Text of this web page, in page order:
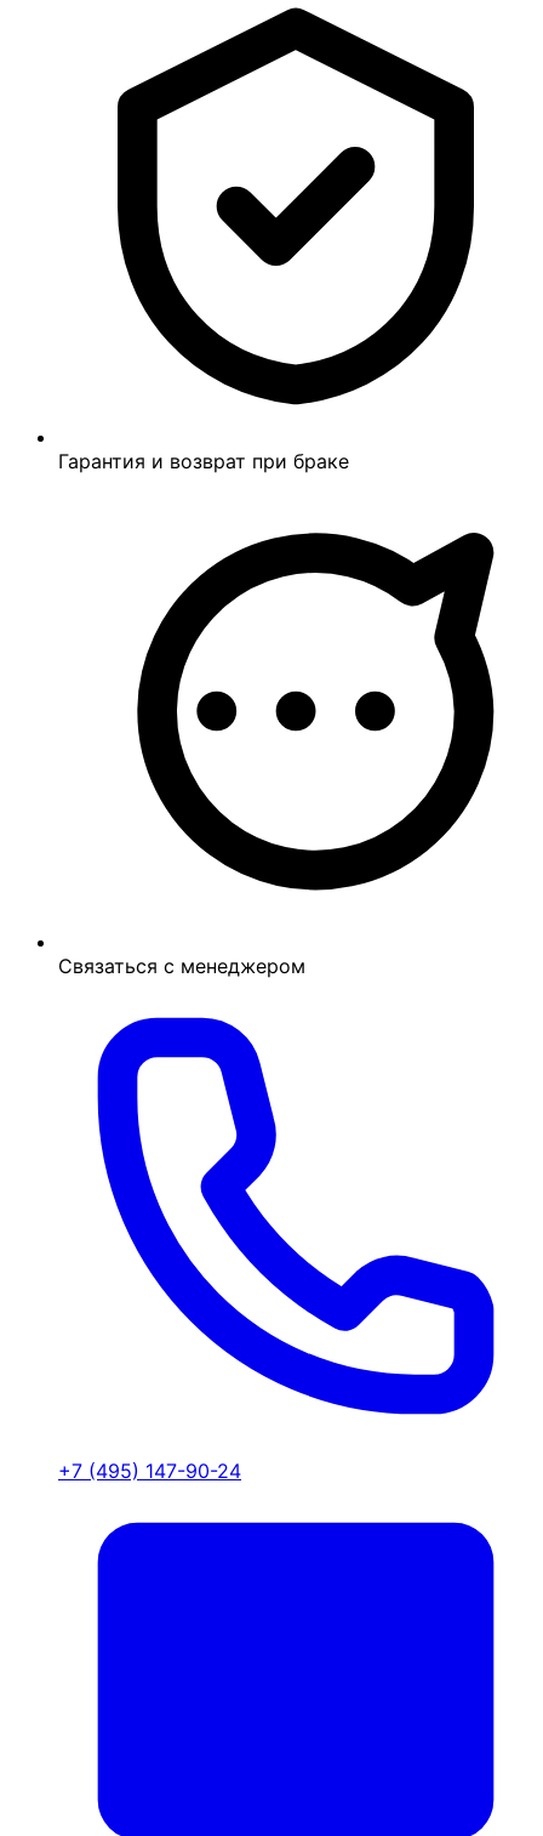
Гарантия и возврат при браке
Связаться с менеджером
+7 (495) 147-90-24